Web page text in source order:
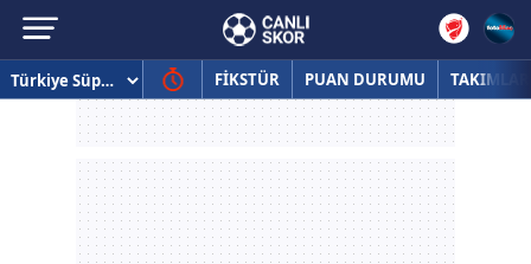
FİKSTÜR PUAN DURUMU TAKIMLAR